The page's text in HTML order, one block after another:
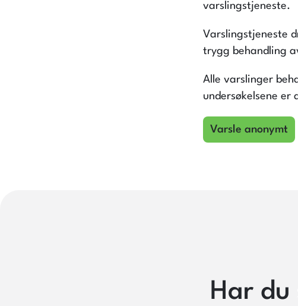
varslingstjeneste.
Varslingstjeneste
trygg behandling
Alle varslinger
undersøkelsene er
Varsle anonymt
Har du